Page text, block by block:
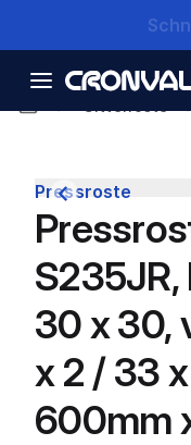
Pressroste
30 x 30,
x 2 / 33
600mm